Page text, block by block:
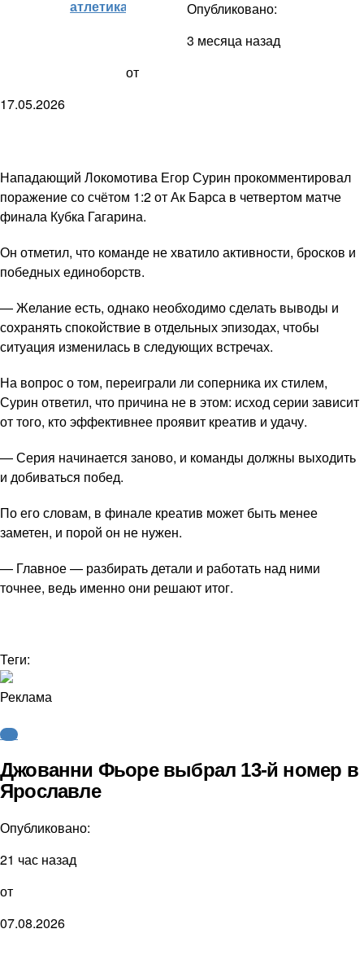
атлетика)
Опубликовано:
3 месяца назад
от
17.05.2026
Нападающий Локомотива Егор Сурин прокомментировал
поражение со счётом 1:2 от Ак Барса в четвертом матче
финала Кубка Гагарина.
Он отметил, что команде не хватило активности, бросков и
победных единоборств.
— Желание есть, однако необходимо сделать выводы и
сохранять спокойствие в отдельных эпизодах, чтобы
ситуация изменилась в следующих встречах.
На вопрос о том, переиграли ли соперника их стилем,
Сурин ответил, что причина не в этом: исход серии зависит
от того, кто эффективнее проявит креатив и удачу.
— Серия начинается заново, и команды должны выходить
и добиваться побед.
По его словам, в финале креатив может быть менее
заметен, и порой он не нужен.
— Главное — разбирать детали и работать над ними
точнее, ведь именно они решают итог.
Теги:
Реклама
КХЛ
Джованни Фьоре выбрал 13-й номер в
Ярославле
Опубликовано:
21 час назад
от
07.08.2026